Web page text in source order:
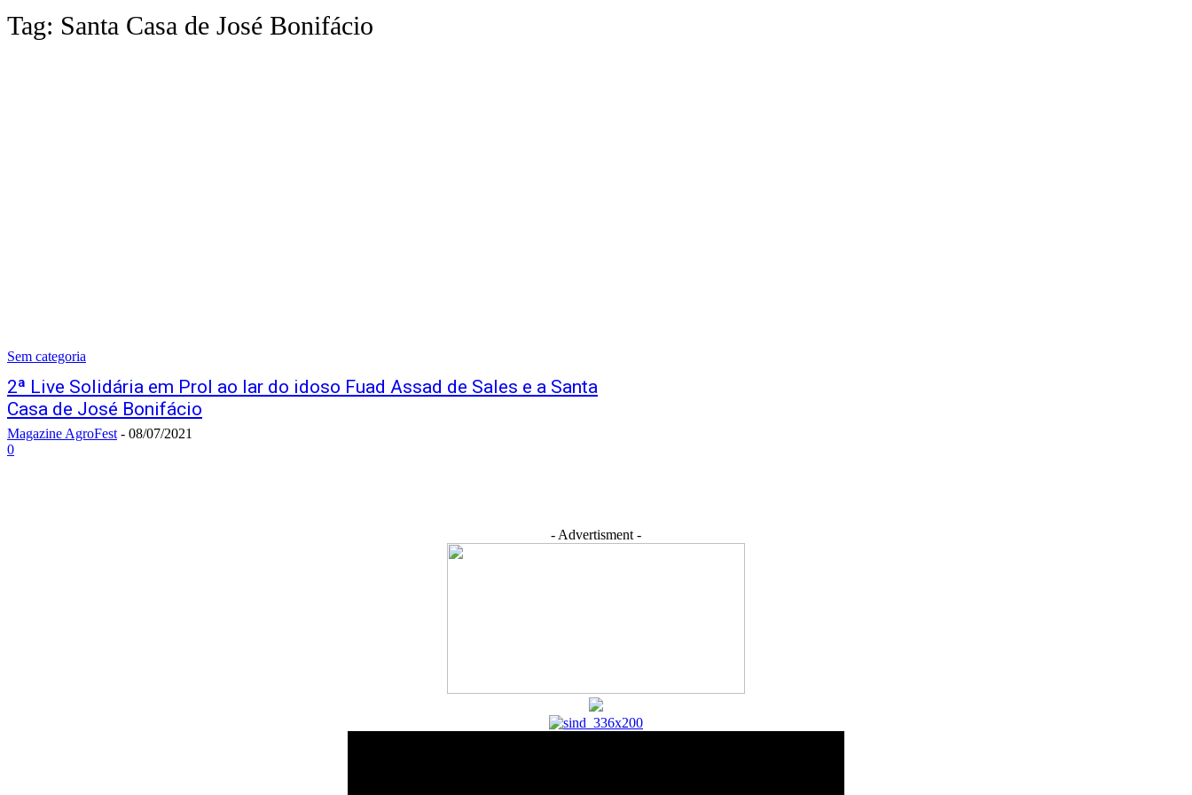
Tag: Santa Casa de José Bonifácio
Sem categoria
2ª Live Solidária em Prol ao lar do idoso Fuad Assad de Sales e a Santa
Casa de José Bonifácio
Magazine AgroFest - 08/07/2021
0
- Advertisment -